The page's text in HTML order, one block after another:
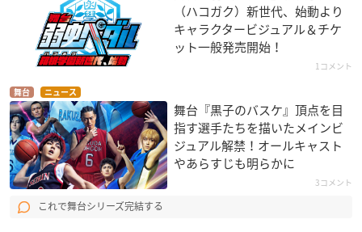
（ハコガク）新世代、始動より
キャラクタービジュアル＆チケ
ット一般発売開始！
1コメント
舞台 ニュース
舞台『黒子のバスケ』頂点を目
指す選手たちを描いたメインビ
ジュアル解禁！オールキャスト
やあらすじも明らかに
3コメント
これで舞台シリーズ完結する